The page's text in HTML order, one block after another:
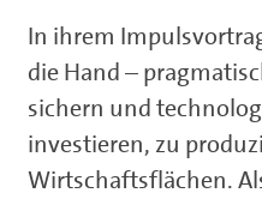
In ihrem
die Hand –
sichern und
investieren, zu
Wirtschaftsflächen.